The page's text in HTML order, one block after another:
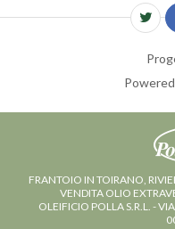
FRANTOIO IN TOIRANO,
VENDITA OLIO
OLEIFICIO POLLA S.R.L. -